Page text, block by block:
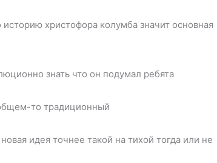
христофора колумба значит основная
знать что он подумал ребята
то традиционный
идея точнее такой на тихой тогда или не